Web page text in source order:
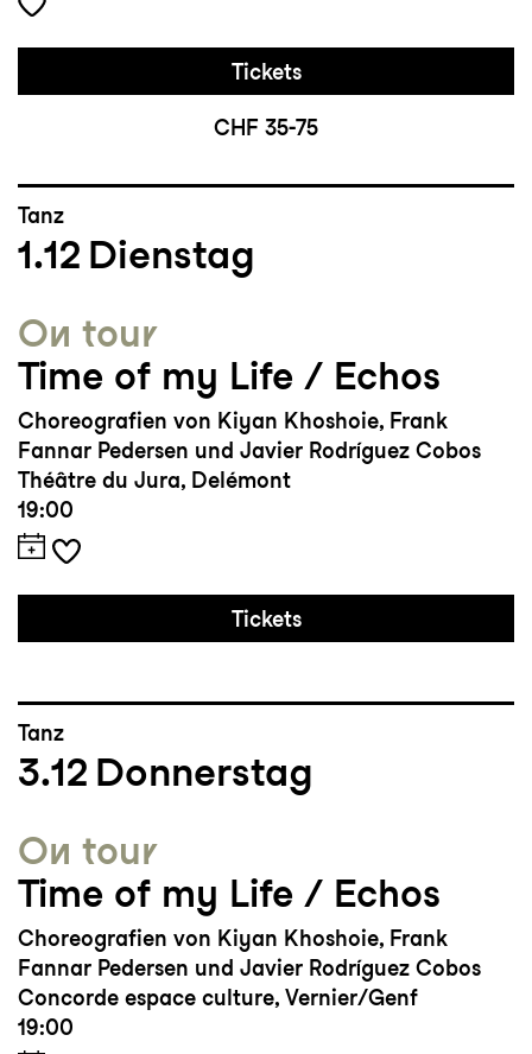
Tickets
CHF 35-75
Tanz
1.12 Dienstag
On tour
Time of my Life / Echos
Choreografien von Kiyan Khoshoie, Frank
Fannar Pedersen und Javier Rodríguez Cobos
Théâtre du Jura, Delémont
19:00
Tickets
Tanz
3.12 Donnerstag
On tour
Time of my Life / Echos
Choreografien von Kiyan Khoshoie, Frank
Fannar Pedersen und Javier Rodríguez Cobos
Concorde espace culture, Vernier/Genf
19:00